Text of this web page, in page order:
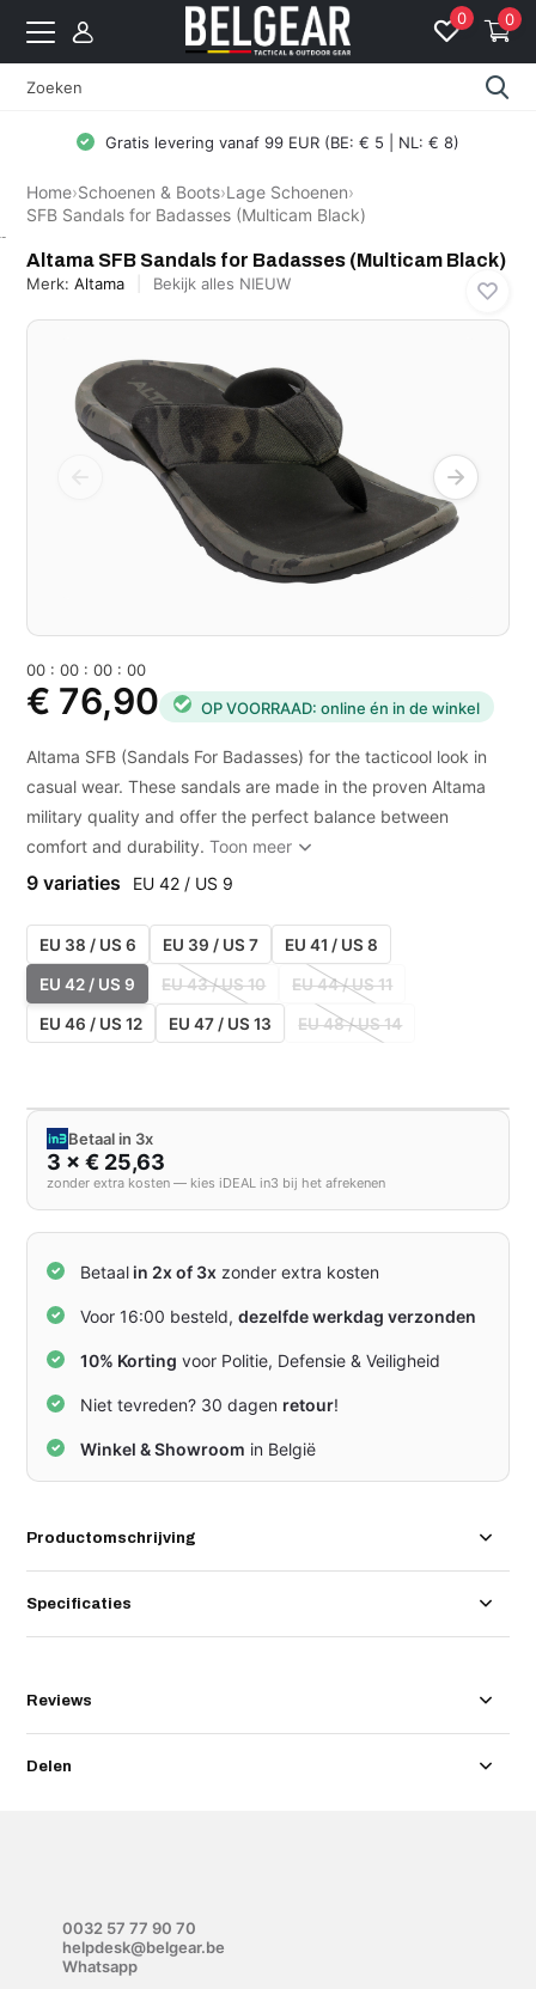
0 0
Gratis levering vanaf 99 EUR (BE: € 5 | NL: € 8)
Home›Schoenen & Boots›Lage Schoenen›
SFB Sandals for Badasses (Multicam Black)
Altama SFB Sandals for Badasses (Multicam Black)
Merk:Altama Bekijk alles NIEUW
00 :00 :00 :00
€ 76,90 OP VOORRAAD: online én in de winkel
Altama SFB (Sandals For Badasses) for the tacticool look in
casual wear. These sandals are made in the proven Altama
military quality and offer the perfect balance between
comfort and durability.Toon meer
9 variaties EU 42 / US 9
EU 38 / US 6 EU 39 / US 7 EU 41 / US 8
EU 42 / US 9 EU 43 / US 10 EU 44 / US 11
EU 46 / US 12 EU 47 / US 13 EU 48 / US 14
Betaal in 3x
3 × € 25,63
zonder extra kosten — kies iDEAL in3 bij het afrekenen
Betaal in 2x of 3x zonder extra kosten
Voor 16:00 besteld,dezelfde werkdag verzonden
10% Korting voor Politie, Defensie & Veiligheid
Niet tevreden? 30 dagen retour!
Winkel & Showroom in België
Productomschrijving
Specificaties
Reviews
Delen
0032 57 77 90 70
helpdesk@belgear.be
Whatsapp